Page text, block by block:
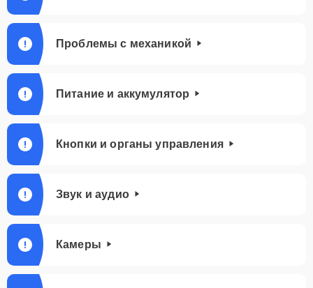
Проблемы с механикой
Питание и аккумулятор
Кнопки и органы управления
Звук и аудио
Камеры